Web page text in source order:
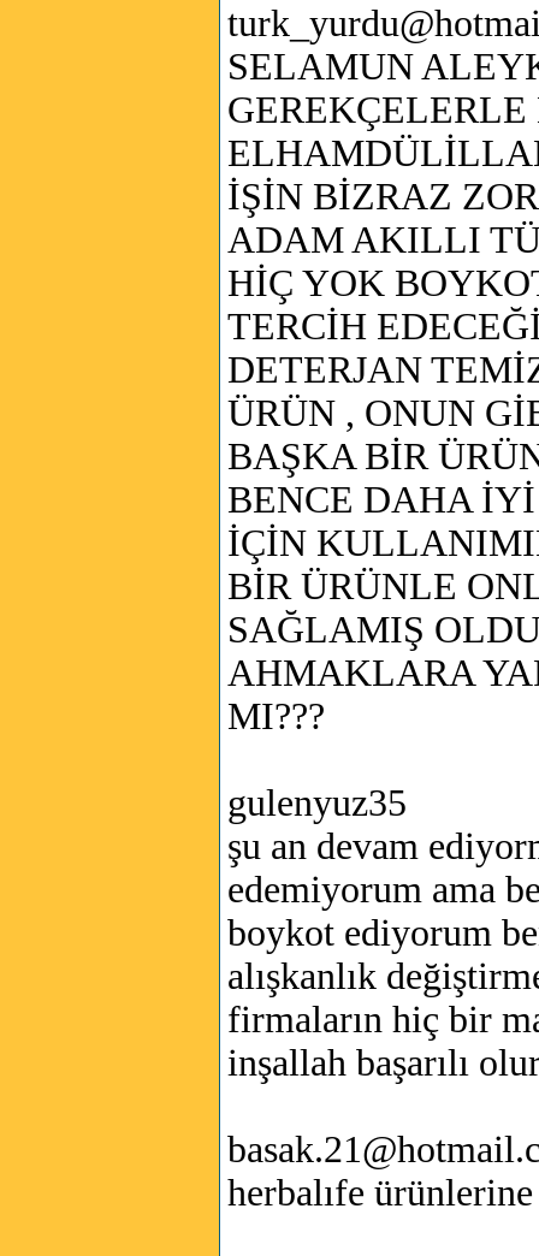
SELAMUN
İŞİN BİZRAZ
ADAM AKILLI
HİÇ YOK
TERCİH
DETERJAN
ÜRÜN , ONUN
BAŞKA BİR
BENCE DAHA
İÇİN
BİR ÜRÜNLE
SAĞLAMIŞ
AHMAKLARA
MI???
gulenyuz35
şu an devam
edemiyorum ama
boykot ediyorum
alışkanlık
firmaların hiç bir
inşallah başarılı
herbalıfe